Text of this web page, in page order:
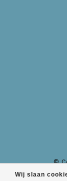
Wij slaan
©